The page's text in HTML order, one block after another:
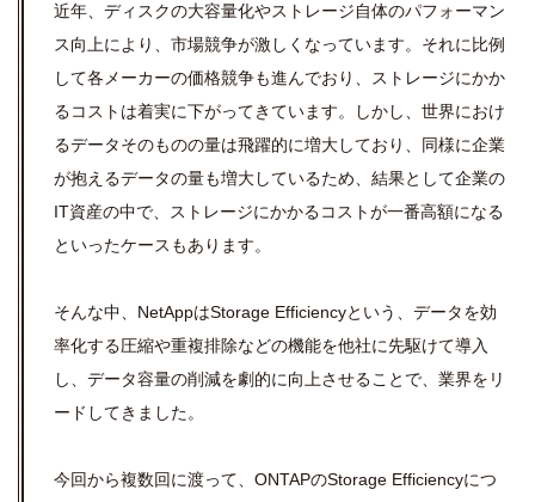
近年、ディスクの大容量化やストレージ自体のパフォーマン
ス向上により、市場競争が激しくなっています。それに比例
して各メーカーの価格競争も進んでおり、ストレージにかか
るコストは着実に下がってきています。しかし、世界におけ
るデータそのものの量は飛躍的に増大しており、同様に企業
が抱えるデータの量も増大しているため、結果として企業の
IT資産の中で、ストレージにかかるコストが一番高額になる
といったケースもあります。
そんな中、NetAppはStorage Efficiencyという、データを効
率化する圧縮や重複排除などの機能を他社に先駆けて導入
し、データ容量の削減を劇的に向上させることで、業界をリ
ードしてきました。
今回から複数回に渡って、ONTAPのStorage Efficiencyにつ